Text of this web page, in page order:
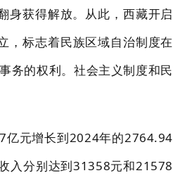
身获得解放。从此，西藏开启
，标志着民族区域自治制度在
务的权利。社会主义制度和民
亿元增长到2024年的2764.94
入分别达到31358元和21578